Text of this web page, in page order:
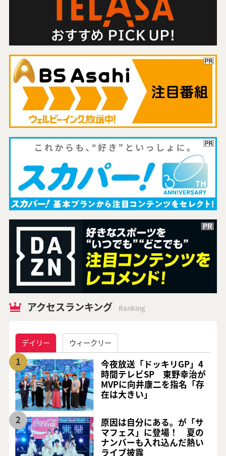
アクセスランキング Ranking
デイリー ウィークリー
1
今夜放送「ドッキリGP」4
時間テレビSP 東野幸治が
MVPに向井康二を指名「存
在は大きい」
2
原因は自分にある。が「サ
マフェス」に登場！ 夏の
ナンバーも入れ込んだ熱い
ライブ披露